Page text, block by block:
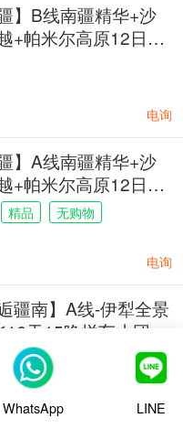
】B线南疆精华+沙
+帕米尔高原12日11
电询
】A线南疆精华+沙
+帕米尔高原12日11
（乌鲁木齐起喀什
精品
无购物
电询
疆南】A线-伊犁全景
16天15晚拼车小团
起喀什止）
跟团游
电询
WhatsApp LINE